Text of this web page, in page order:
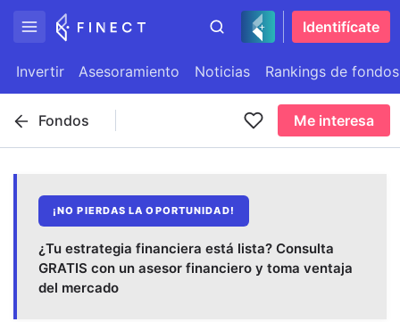
Identifícate
Invertir Asesoramiento Noticias Rankings de fondos
Fondos Me interesa
¡NO PIERDAS LA OPORTUNIDAD!
¿Tu estrategia financiera está lista? Consulta
GRATIS con un asesor financiero y toma ventaja
del mercado